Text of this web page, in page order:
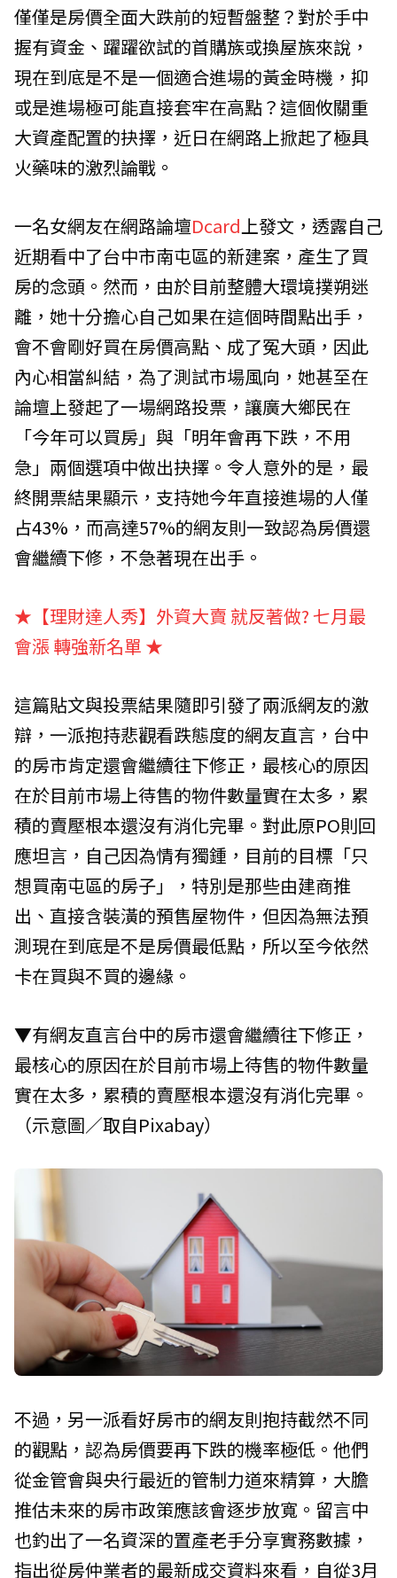
僅僅是房價全面大跌前的短暫盤整？對於手中
握有資金、躍躍欲試的首購族或換屋族來說，
現在到底是不是一個適合進場的黃金時機，抑
或是進場極可能直接套牢在高點？這個攸關重
大資產配置的抉擇，近日在網路上掀起了極具
火藥味的激烈論戰。
一名女網友在網路論壇Dcard上發文，透露自己
近期看中了台中市南屯區的新建案，產生了買
房的念頭。然而，由於目前整體大環境撲朔迷
離，她十分擔心自己如果在這個時間點出手，
會不會剛好買在房價高點、成了冤大頭，因此
內心相當糾結，為了測試市場風向，她甚至在
論壇上發起了一場網路投票，讓廣大鄉民在
「今年可以買房」與「明年會再下跌，不用
急」兩個選項中做出抉擇。令人意外的是，最
終開票結果顯示，支持她今年直接進場的人僅
占43%，而高達57%的網友則一致認為房價還
會繼續下修，不急著現在出手。
★【理財達人秀】外資大賣 就反著做? 七月最
會漲 轉強新名單 ★
這篇貼文與投票結果隨即引發了兩派網友的激
辯，一派抱持悲觀看跌態度的網友直言，台中
的房市肯定還會繼續往下修正，最核心的原因
在於目前市場上待售的物件數量實在太多，累
積的賣壓根本還沒有消化完畢。對此原PO則回
應坦言，自己因為情有獨鍾，目前的目標「只
想買南屯區的房子」，特別是那些由建商推
出、直接含裝潢的預售屋物件，但因為無法預
測現在到底是不是房價最低點，所以至今依然
卡在買與不買的邊緣。
▼有網友直言台中的房市還會繼續往下修正，
最核心的原因在於目前市場上待售的物件數量
實在太多，累積的賣壓根本還沒有消化完畢。
（示意圖／取自Pixabay）
不過，另一派看好房市的網友則抱持截然不同
的觀點，認為房價要再下跌的機率極低。他們
從金管會與央行最近的管制力道來精算，大膽
推估未來的房市政策應該會逐步放寬。留言中
也釣出了一名資深的置產老手分享實務數據，
指出從房仲業者的最新成交資料來看，自從3月